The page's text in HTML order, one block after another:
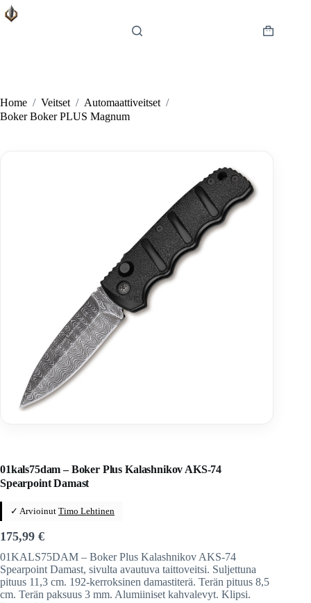
Skip
to
Shopping
Home / Veitset / Automaattiveitset /
Boker Boker PLUS Magnum
01kals75dam – Boker Plus Kalashnikov AKS-74
Spearpoint Damast
✓ Arvioinut Timo Lehtinen
175,99 €
01KALS75DAM – Boker Plus Kalashnikov AKS-74
Spearpoint Damast, sivulta avautuva taittoveitsi. Suljettuna
pituus 11,3 cm. 192-kerroksinen damastiterä. Terän pituus 8,5
cm. Terän paksuus 3 mm. Alumiiniset kahvalevyt. Klipsi.